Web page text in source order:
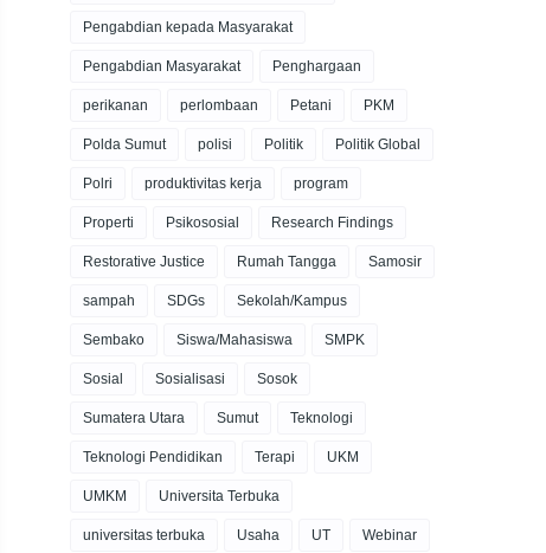
Pengabdian kepada Masyarakat
Pengabdian Masyarakat Penghargaan
perikanan perlombaan Petani PKM
Polda Sumut polisi Politik Politik Global
Polri produktivitas kerja program
Properti Psikososial Research Findings
Restorative Justice Rumah Tangga Samosir
sampah SDGs Sekolah/Kampus
Sembako Siswa/Mahasiswa SMPK
Sosial Sosialisasi Sosok
Sumatera Utara Sumut Teknologi
Teknologi Pendidikan Terapi UKM
UMKM Universita Terbuka
universitas terbuka Usaha UT Webinar